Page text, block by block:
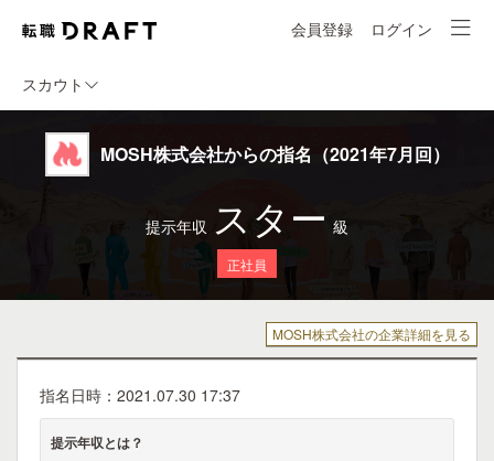
会員登録 ログイン
スカウト
MOSH株式会社からの指名（2021年7月回）
提示年収 スター 級
正社員
MOSH株式会社の企業詳細を見る
指名日時：2021.07.30 17:37
提示年収とは？